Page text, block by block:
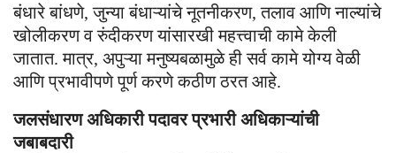
बंधारे बांधणे, जुन्या बंधाऱ्यांचे नूतनीकरण, तलाव आणि नाल्यांचे
खोलीकरण व रुंदीकरण यांसारखी महत्त्वाची कामे केली
जातात. मात्र, अपुऱ्या मनुष्यबळामुळे ही सर्व कामे योग्य वेळी
आणि प्रभावीपणे पूर्ण करणे कठीण ठरत आहे.
जलसंधारण अधिकारी पदावर प्रभारी अधिकाऱ्यांची
जबाबदारी